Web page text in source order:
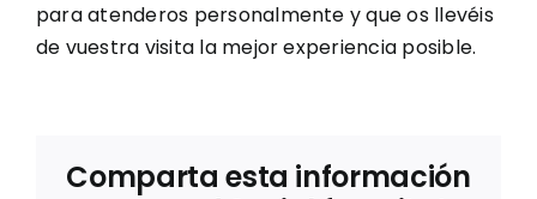
para atenderos personalmente y que os llevéis
de vuestra visita la mejor experiencia posible.
Comparta esta información